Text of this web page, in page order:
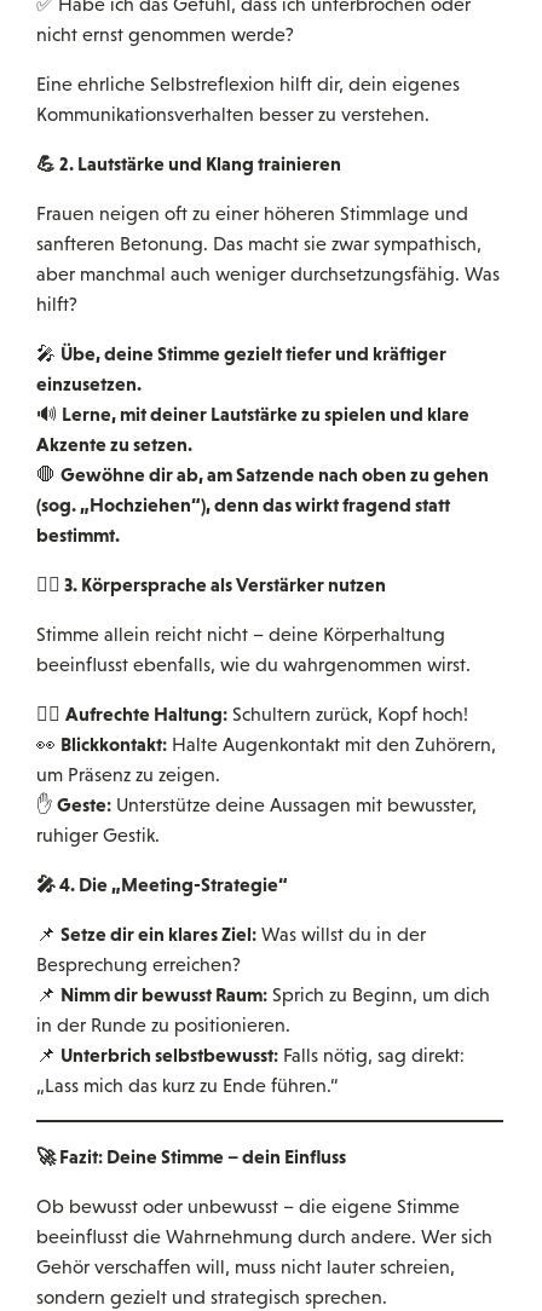
✅ Habe ich das Gefühl, dass ich unterbrochen oder
nicht ernst genommen werde?
Eine ehrliche Selbstreflexion hilft dir, dein eigenes
Kommunikationsverhalten besser zu verstehen.
💪 2. Lautstärke und Klang trainieren
Frauen neigen oft zu einer höheren Stimmlage und
sanfteren Betonung. Das macht sie zwar sympathisch,
aber manchmal auch weniger durchsetzungsfähig. Was
hilft?
🎤 Übe, deine Stimme gezielt tiefer und kräftiger
einzusetzen.
🔊 Lerne, mit deiner Lautstärke zu spielen und klare
Akzente zu setzen.
🛑 Gewöhne dir ab, am Satzende nach oben zu gehen
(sog. „Hochziehen“), denn das wirkt fragend statt
bestimmt.
🏋️‍♀️ 3. Körpersprache als Verstärker nutzen
Stimme allein reicht nicht – deine Körperhaltung
beeinflusst ebenfalls, wie du wahrgenommen wirst.
🦸‍♀️ Aufrechte Haltung: Schultern zurück, Kopf hoch!
👀 Blickkontakt: Halte Augenkontakt mit den Zuhörern,
um Präsenz zu zeigen.
✋ Geste: Unterstütze deine Aussagen mit bewusster,
ruhiger Gestik.
🎤4. Die „Meeting-Strategie“
📌 Setze dir ein klares Ziel: Was willst du in der
Besprechung erreichen?
📌 Nimm dir bewusst Raum: Sprich zu Beginn, um dich
in der Runde zu positionieren.
📌 Unterbrich selbstbewusst: Falls nötig, sag direkt:
„Lass mich das kurz zu Ende führen.“
🚀Fazit: Deine Stimme – dein Einfluss
Ob bewusst oder unbewusst – die eigene Stimme
beeinflusst die Wahrnehmung durch andere. Wer sich
Gehör verschaffen will, muss nicht lauter schreien,
sondern gezielt und strategisch sprechen.